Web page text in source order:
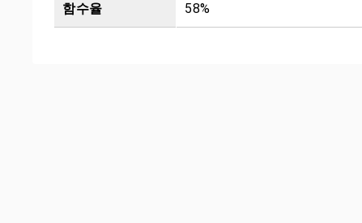
함수율 58%